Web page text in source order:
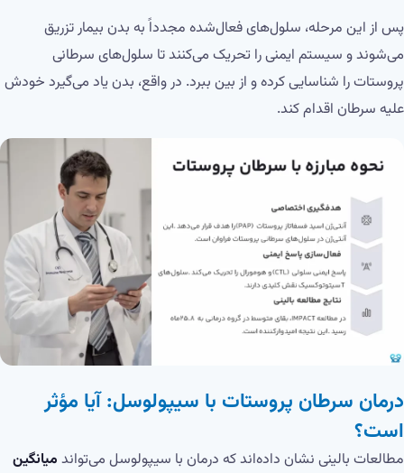
پس از این مرحله، سلول‌های فعال‌شده مجدداً به بدن بیمار تزریق
می‌شوند و سیستم ایمنی را تحریک می‌کنند تا سلول‌های سرطانی
پروستات را شناسایی کرده و از بین ببرد. در واقع، بدن یاد می‌گیرد خودش
علیه سرطان اقدام کند.
درمان سرطان پروستات با سیپولوسل: آیا مؤثر
است؟
مطالعات بالینی نشان داده‌اند که درمان با سیپولوسل می‌تواند میانگین